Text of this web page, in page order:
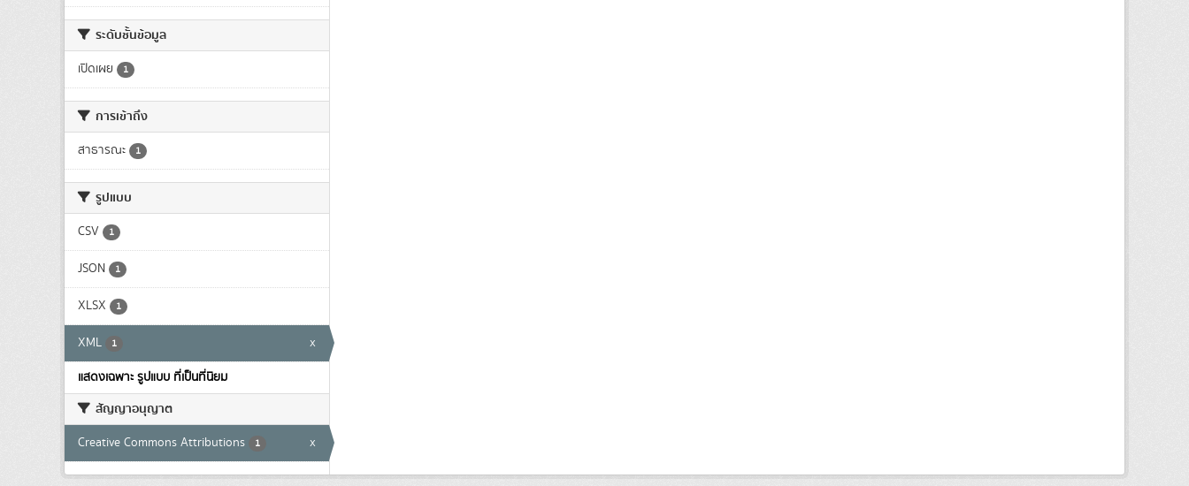
ระดับชั้นข้อมูล
เปิดเผย 1
การเข้าถึง
สาธารณะ 1
รูปแบบ
CSV 1
JSON 1
XLSX 1
XML 1
x
แสดงเฉพาะ รูปแบบ ที่เป็นที่นิยม
สัญญาอนุญาต
Creative Commons Attributions 1 x